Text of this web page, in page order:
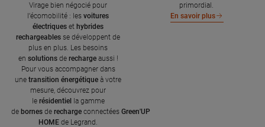
Virage bien négocié pour
l’écomobilité : les voitures
électriques et hybrides
rechargeables se développent de
plus en plus. Les besoins
en solutions de recharge aussi !
Pour vous accompagner dans
une transition énergétique à votre
mesure, découvrez pour
le résidentiel la gamme
de bornes de recharge connectées Green'UP
HOME de Legrand.
primordial.
En savoir plus